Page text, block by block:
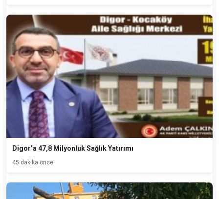
Digor’a 47,8 Milyonluk Sağlık Yatırımı
45 dakika önce